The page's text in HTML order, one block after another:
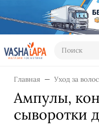
Поиск
Главная Уход за
Ампулы,
сыворотки